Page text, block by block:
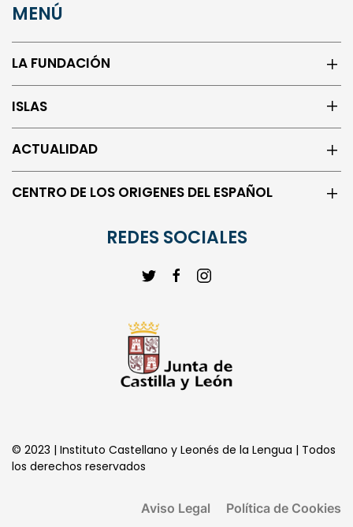
MENÚ
LA FUNDACIÓN
ISLAS
ACTUALIDAD
CENTRO DE LOS ORIGENES DEL ESPAÑOL
REDES SOCIALES
© 2023 | Instituto Castellano y Leonés de la Lengua | Todos
los derechos reservados
Aviso Legal Política de Cookies